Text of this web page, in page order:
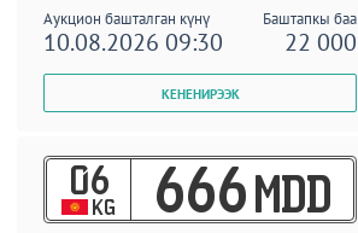
Аукцион башталган күнү Баштапкы баа
10.08.2026 09:30 22 000
06
KG 666 MDD